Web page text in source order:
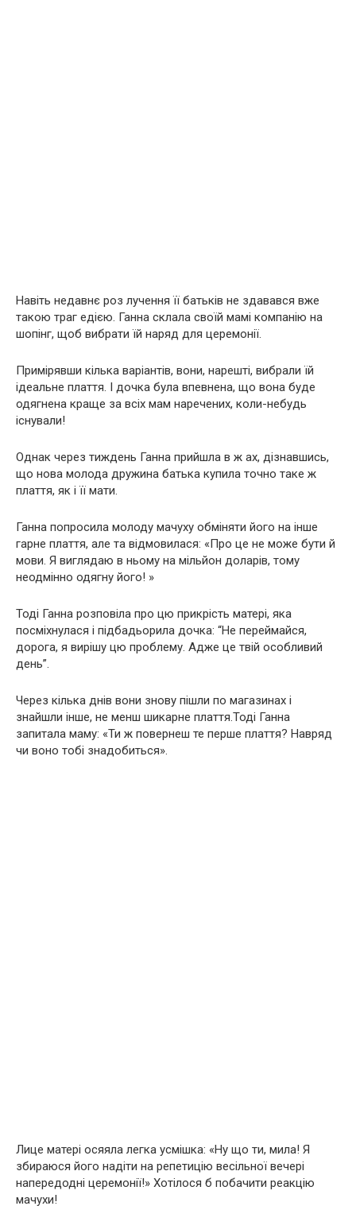
Навіть недавнє роз лучення її батьків не здавався вже
такою траг едією. Ганна склала своїй мамі компанію на
шопінг, щоб вибрати їй наряд для церемонії.
Примірявши кілька варіантів, вони, нарешті, вибрали їй
ідеальне плаття. І дочка була впевнена, що вона буде
одягнена краще за всіх мам наречених, коли-небудь
існували!
Однак через тиждень Ганна прийшла в ж ах, дізнавшись,
що нова молода дружина батька купила точно таке ж
плаття, як і її мати.
Ганна попросила молоду мачуху обміняти його на інше
гарне плаття, але та відмовилася: «Про це не може бути й
мови. Я виглядаю в ньому на мільйон доларів, тому
неодмінно одягну його! »
Тоді Ганна розповіла про цю прикрість матері, яка
посміхнулася і підбадьорила дочка: “Не переймайся,
дорога, я вирішу цю проблему. Адже це твій особливий
день”.
Через кілька днів вони знову пішли по магазинах і
знайшли інше, не менш шикарне плаття.Тоді Ганна
запитала маму: «Ти ж повернеш те перше плаття? Навряд
чи воно тобі знадобиться».
Лице матері осяяла легка усмішка: «Ну що ти, мила! Я
збираюся його надіти на репетицію весільної вечері
напередодні церемонії!» Хотілося б побачити реакцію
мачухи!